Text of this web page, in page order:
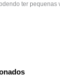
ter pequenas